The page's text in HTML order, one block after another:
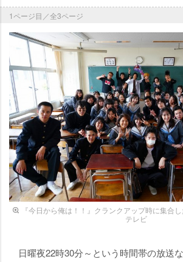
1ページ目／全3ページ
『今日から俺は！！』クランクアップ時に集合
テレビ
日曜夜22時30分～という時間帯の放送